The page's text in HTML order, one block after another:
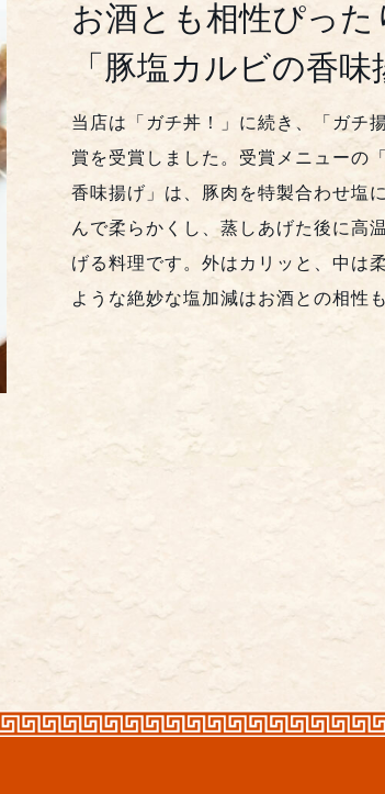
お酒とも相性ぴった
「豚塩カルビの香味
当店は「ガチ丼！」に続き、「ガチ
賞を受賞しました。受賞メニューの
香味揚げ」は、豚肉を特製合わせ塩
んで柔らかくし、蒸しあげた後に高
げる料理です。外はカリッと、中は
ような絶妙な塩加減はお酒との相性も